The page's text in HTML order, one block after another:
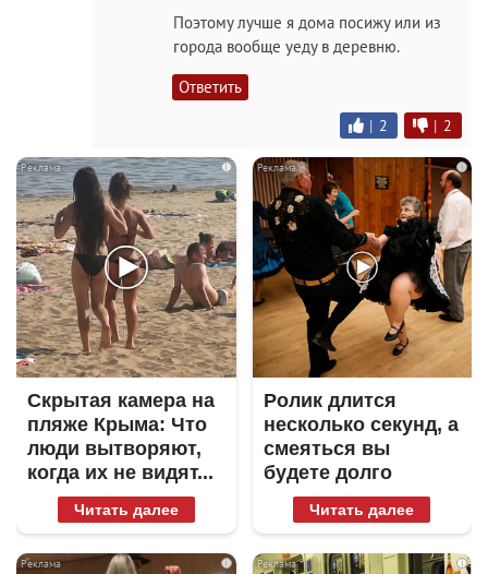
Поэтому лучше я дома посижу или из
города вообще уеду в деревню.
Ответить
| 2 | 2
i
Скрытая камера на
пляже Крыма: Что
люди вытворяют,
когда их не видят...
Читать далее
i
Ролик длится
несколько секунд, а
смеяться вы
будете долго
Читать далее
i i